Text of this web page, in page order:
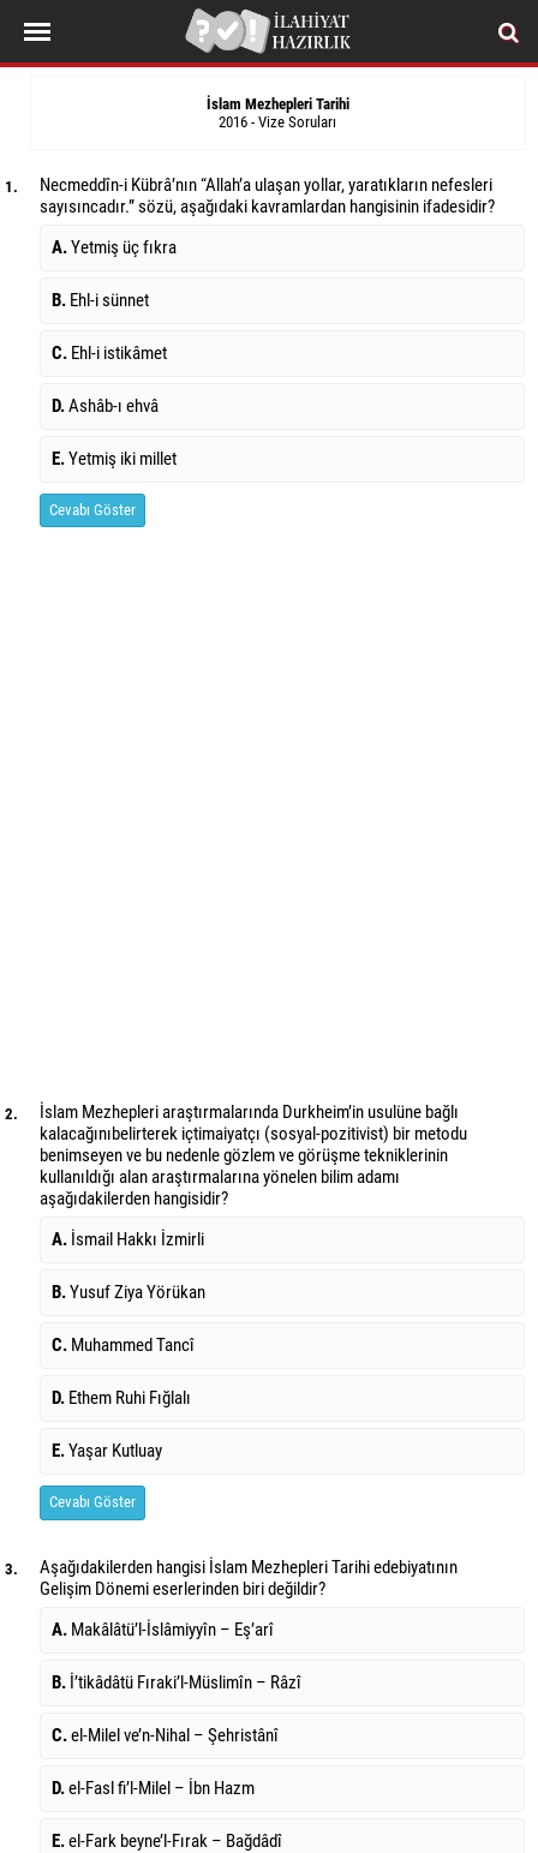
İslam Mezhepleri Tarihi
2016 - Vize Soruları
1.
Necmeddîn-i Kübrâ’nın “Allah’a ulaşan yollar, yaratıkların nefesleri
sayısıncadır.” sözü, aşağıdaki kavramlardan hangisinin ifadesidir?
A.Yetmiş üç fıkra
B. Ehl-i sünnet
C. Ehl-i istikâmet
D.Ashâb-ı ehvâ
E.Yetmiş iki millet
Cevabı Göster
2.
İslam Mezhepleri araştırmalarında Durkheim’in usulüne bağlı
kalacağınıbelirterek içtimaiyatçı (sosyal-pozitivist) bir metodu
benimseyen ve bu nedenle gözlem ve görüşme tekniklerinin
kullanıldığı alan araştırmalarına yönelen bilim adamı
aşağıdakilerden hangisidir?
A. İsmail Hakkı İzmirli
B.Yusuf Ziya Yörükan
C. Muhammed Tancî
D. Ethem Ruhi Fığlalı
E.Yaşar Kutluay
Cevabı Göster
3.
Aşağıdakilerden hangisi İslam Mezhepleri Tarihi edebiyatının
Gelişim Dönemi eserlerinden biri değildir?
A. Makâlâtü’l-İslâmiyyîn – Eş’arî
B. İ’tikâdâtü Fıraki’l-Müslimîn – Râzî
C.el-Milel ve’n-Nihal – Şehristânî
D.el-Fasl fi’l-Milel – İbn Hazm
E.el-Fark beyne’l-Fırak – Bağdâdî